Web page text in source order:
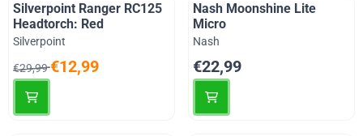
Silverpoint Ranger RC125
Headtorch: Red
Merk:
Silverpoint
Van 29,99 voor 12,99
€29,99€12,99
Nash Moonshine Lite
Micro
Merk:
Nash
Prijs: 22,99
€22,99